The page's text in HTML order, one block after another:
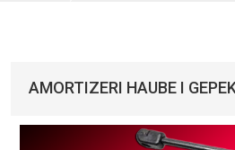
AMORTIZERI HAUBE I